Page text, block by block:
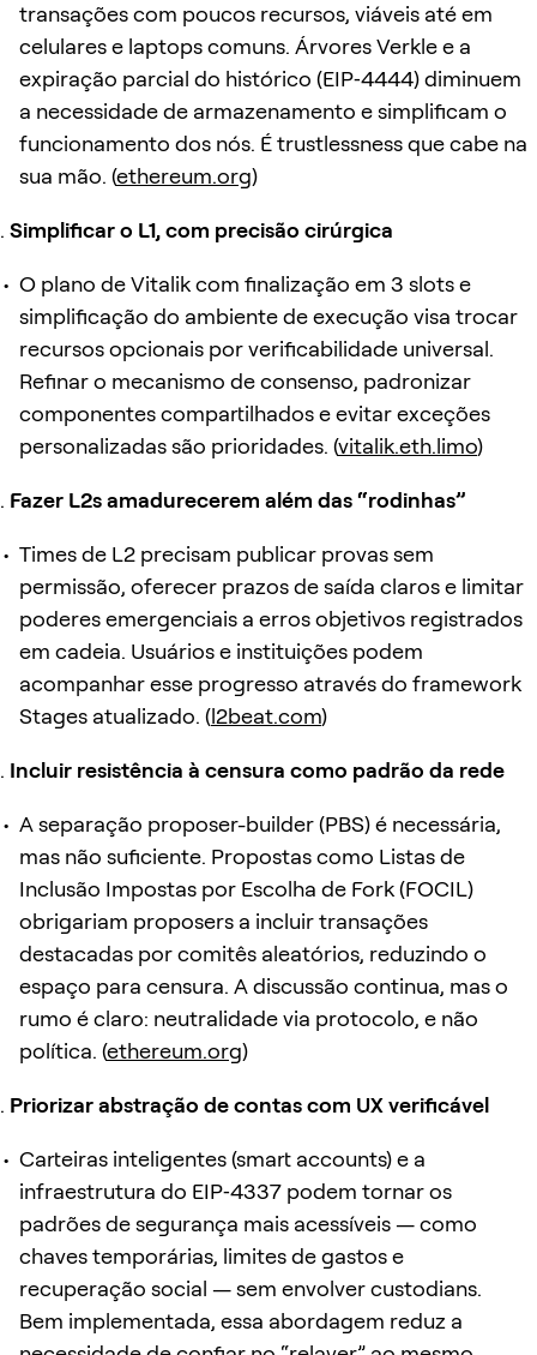
transações com poucos recursos, viáveis até em
celulares e laptops comuns. Árvores Verkle e a
expiração parcial do histórico (EIP‑4444) diminuem
a necessidade de armazenamento e simplificam o
funcionamento dos nós. É trustlessness que cabe na
sua mão. (ethereum.org)
Simplificar o L1, com precisão cirúrgica
O plano de Vitalik com finalização em 3 slots e
simplificação do ambiente de execução visa trocar
recursos opcionais por verificabilidade universal.
Refinar o mecanismo de consenso, padronizar
componentes compartilhados e evitar exceções
personalizadas são prioridades. (vitalik.eth.limo)
Fazer L2s amadurecerem além das “rodinhas”
Times de L2 precisam publicar provas sem
permissão, oferecer prazos de saída claros e limitar
poderes emergenciais a erros objetivos registrados
em cadeia. Usuários e instituições podem
acompanhar esse progresso através do framework
Stages atualizado. (l2beat.com)
Incluir resistência à censura como padrão da rede
A separação proposer-builder (PBS) é necessária,
mas não suficiente. Propostas como Listas de
Inclusão Impostas por Escolha de Fork (FOCIL)
obrigariam proposers a incluir transações
destacadas por comitês aleatórios, reduzindo o
espaço para censura. A discussão continua, mas o
rumo é claro: neutralidade via protocolo, e não
política. (ethereum.org)
Priorizar abstração de contas com UX verificável
Carteiras inteligentes (smart accounts) e a
infraestrutura do EIP‑4337 podem tornar os
padrões de segurança mais acessíveis — como
chaves temporárias, limites de gastos e
recuperação social — sem envolver custodians.
Bem implementada, essa abordagem reduz a